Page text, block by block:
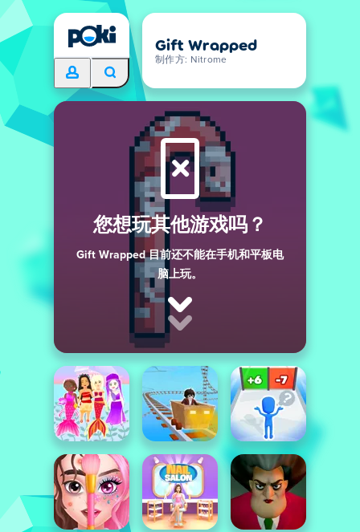
Gift Wrapped
制作方: Nitrome
您想玩其他游戏吗？
Gift Wrapped 目前还不能在手机和平板电
脑上玩。